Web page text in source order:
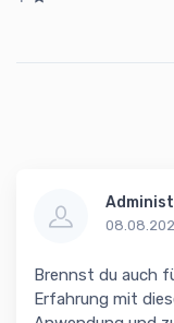
Brennst du auch
Erfahrung mit